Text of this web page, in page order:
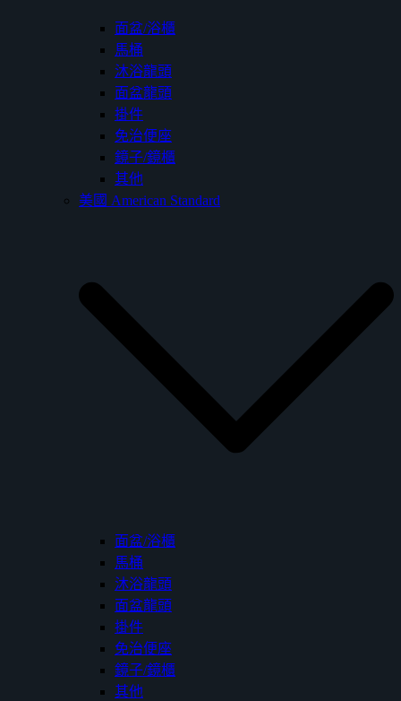
面盆/浴櫃
馬桶
沐浴龍頭
面盆龍頭
掛件
免治便座
鏡子/鏡櫃
其他
美國 American Standard
面盆/浴櫃
馬桶
沐浴龍頭
面盆龍頭
掛件
免治便座
鏡子/鏡櫃
其他